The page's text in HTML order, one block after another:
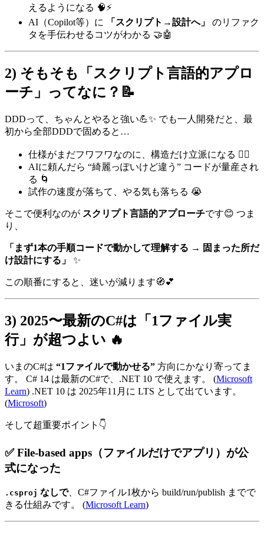
えるようになる 🧠⚡
AI（Copilot等）に
「スクリプト→設計へ」
のリファク
タを手伝わせるコツがわかる 🤝🤖
2) そもそも「スクリプト言語的アプロ
ーチ」ってなに？📝
DDDって、ちゃんとやると強い💪✨ でも一人開発だと、最
初から全部DDDで固めると…
仕様がまだフワフワなのに、構造だけ立派になる 😵‍💫
AIに頼んだら “綺麗っぽいけど違う” コードが量産され
る 🌀
試作の速度が落ちて、やる気も落ちる 😭
そこで便利なのが スクリプト言語的アプローチです😊 つま
り、
「まず1本の手順コードで動かして理解する → 固まった所だ
け設計にする」
✨
この順番にすると、迷いが減ります🧭💕
3) 2025〜最新のC#は「1ファイル実
行」が超つよい 🔥
いまのC#は “1ファイルで動かせる” 方向にかなり寄ってま
す。 C# 14 は最新のC#で、.NET 10 で使えます。 (Microsoft
Learn) .NET 10 は 2025年11月に LTS として出ています。
(Microsoft)
そして超重要ポイント👇
✅ File-based apps（ファイルだけでアプリ）が公
式になった
.csproj なしで、C#ファイル1枚から build/run/publish までで
きる仕組みです。 (Microsoft Learn)